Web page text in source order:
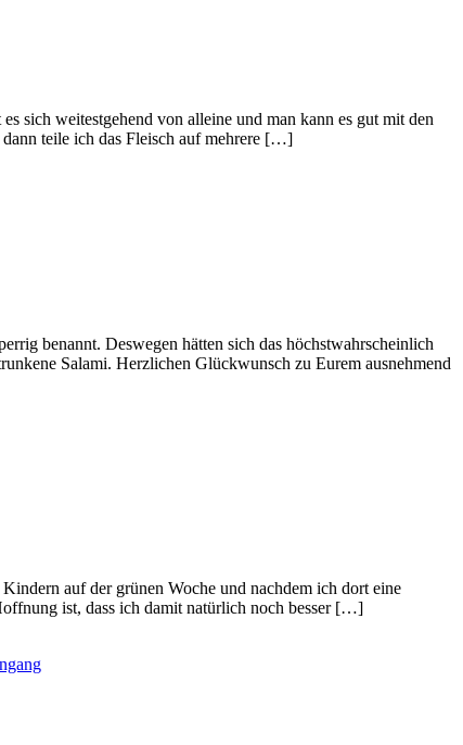
sich weitestgehend von alleine und man kann es gut mit den
teile ich das Fleisch auf mehrere […]
benannt. Deswegen hätten sich das höchstwahrscheinlich
Salami. Herzlichen Glückwunsch zu Eurem ausnehmend
auf der grünen Woche und nachdem ich dort eine
ist, dass ich damit natürlich noch besser […]